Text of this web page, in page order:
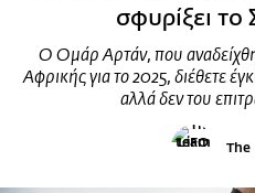
σφυρίξει
Ο Ομάρ Αρτάν, που
Αφρικής για το 2025, διέθετε
αλλά δεν του
The